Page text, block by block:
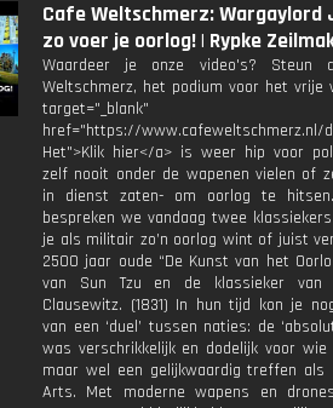
Cafe Weltschmerz: Wargaylord
zo voer je oorlog! | Rypke
Waardeer je onze video's? Steun
Weltschmerz, het podium voor het vrije
target="_blank"
href="https://www.cafeweltschmerz.nl/
Het">Klik hier</a> is weer hip voor
zelf nooit onder de wapenen vielen of
in dienst zaten- om oorlog te
bespreken we vandaag twee
je als militair zo’n oorlog wint of juist
2500 jaar oude “De Kunst van het
van Sun Tzu en de klassieker van
Clausewitz. (1831) In hun tijd kon je
van een ‘duel’ tussen naties: de
was verschrikkelijk en dodelijk voor
maar wel een gelijkwaardig treffen als
Arts. Met moderne wapens en